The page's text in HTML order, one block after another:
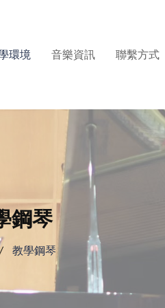
環境 音樂資訊 聯繫方式
鋼琴
教學鋼琴